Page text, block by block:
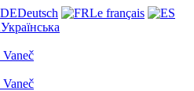
Deutsch
Le français
Українська
Vaneč
Vaneč